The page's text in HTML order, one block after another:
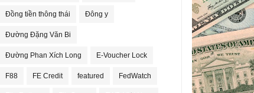
Đồng tiền thông thái Đông y
Đường Đặng Văn Bi
Đường Phan Xích Long E-Voucher Lock
F88 FE Credit featured FedWatch